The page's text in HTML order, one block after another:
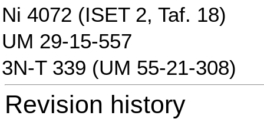
Ni 4072 (ISET 2, Taf. 18)
UM 29-15-557
3N-T 339 (UM 55-21-308)
Revision history